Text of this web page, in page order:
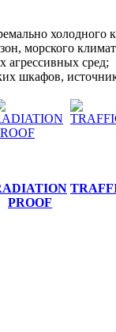
холодного
морского
агрессивных сред;
шкафов,
PROOF